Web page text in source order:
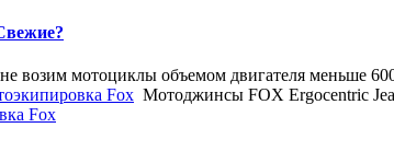
возим мотоциклы объемом двигателя меньше
Fox Мотоджинсы FOX Ergocentric
Fox